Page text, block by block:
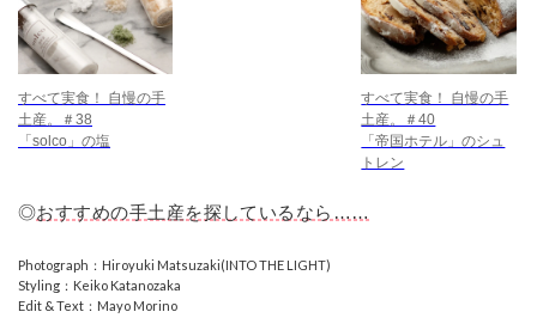
すべて実食！ 自慢の手
土産。＃38
「solco」の塩
すべて実食！ 自慢の手
土産。＃40
「帝国ホテル」のシュ
トレン
◎おすすめの手土産を探しているなら……
Photograph：Hiroyuki Matsuzaki(INTO THE LIGHT)
Styling：Keiko Katanozaka
Edit & Text：Mayo Morino